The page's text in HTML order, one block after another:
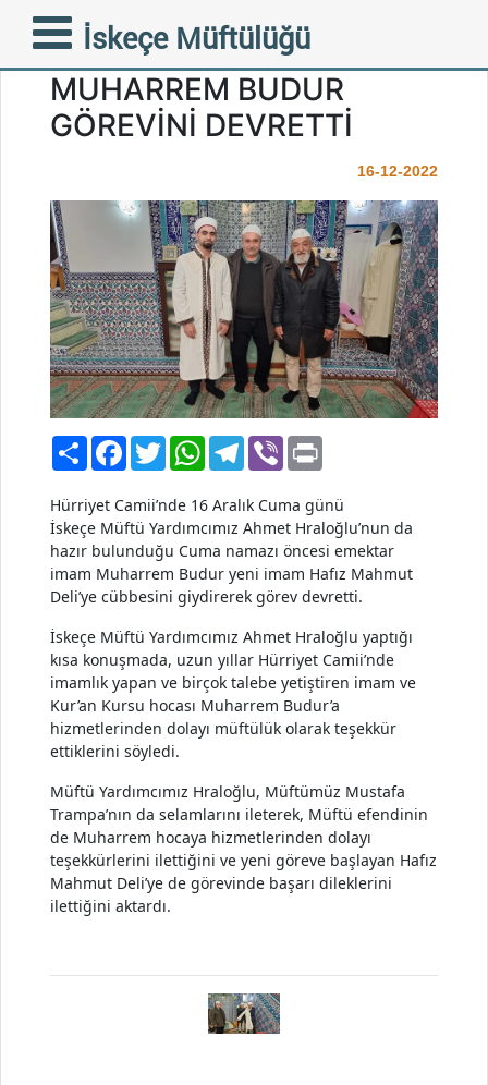
İskeçe Müftülüğü
İSKEÇE HÜRRİYET CAMİİ
EMEKTAR İMAMI
MUHARREM BUDUR
GÖREVİNİ DEVRETTİ
16-12-2022
PaylaşFacebook
TwitterWhatsAppTelegram
Viber
Hürriyet Camii’nde 16 Aralık Cuma günü
İskeçe Müftü Yardımcımız Ahmet Hraloğlu’nun da
hazır bulunduğu Cuma namazı öncesi emektar
imam Muharrem Budur yeni imam Hafız Mahmut
Deli’ye cübbesini giydirerek görev devretti.
İskeçe Müftü Yardımcımız Ahmet Hraloğlu yaptığı
kısa konuşmada, uzun yıllar Hürriyet Camii’nde
imamlık yapan ve birçok talebe yetiştiren imam ve
Kur’an Kursu hocası Muharrem Budur’a
hizmetlerinden dolayı müftülük olarak teşekkür
ettiklerini söyledi.
Müftü Yardımcımız Hraloğlu, Müftümüz Mustafa
Trampa’nın da selamlarını ileterek, Müftü efendinin
de Muharrem hocaya hizmetlerinden dolayı
teşekkürlerini ilettiğini ve yeni göreve başlayan Hafız
Mahmut Deli’ye de görevinde başarı dileklerini
ilettiğini aktardı.